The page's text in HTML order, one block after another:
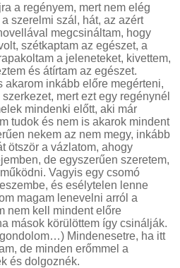
a regényem, mert nem elég
szerelmi szál, hát, az azért
megcsináltam, hogy
szétkaptam az egészet, a
a jeleneteket, kivettem,
és átírtam az egészet.
akarom inkább előre megérteni,
mert ezt egy regénynél
mindenki előtt, aki már
tudok és nem is akarok mindent
nekem az nem megy, inkább
ötször a vázlatom, ahogy
de egyszerűen szeretem,
Vagyis egy csomó
és esélytelen lenne
magam lenevelni arról a
nem kell mindent előre
mások körülöttem így csinálják.
Mindenesetre, ha itt
de minden erőmmel a
és dolgoznék.